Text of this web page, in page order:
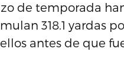
de temporada
318.1 yardas
antes de que